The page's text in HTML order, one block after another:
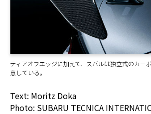
ティアオフエッジに加えて、スバルは独立式のカー
意している。
Text: Moritz Doka
Photo: SUBARU TECNICA